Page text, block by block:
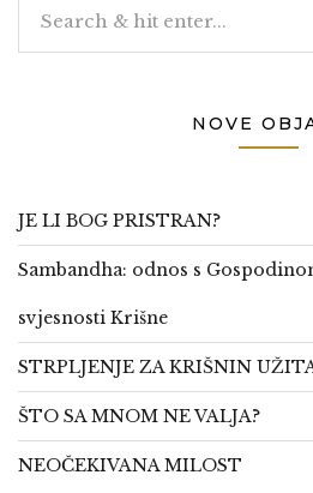
NOVE
JE LI BOG PRISTRAN?
Sambandha: odnos s
svjesnosti Krišne
STRPLJENJE ZA KRIŠNIN
ŠTO SA MNOM NE VALJA?
NEOČEKIVANA MILOST